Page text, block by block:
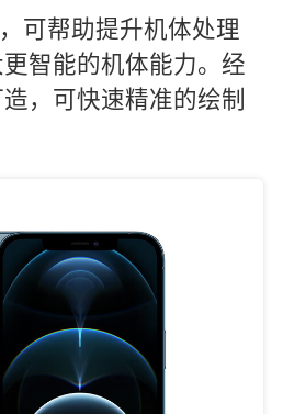
可帮助提升机体处理
智能的机体能力。经
，可快速精准的绘制